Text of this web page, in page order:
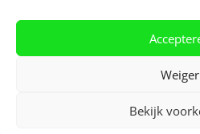
Weiger
Bekijk
WEBSITE DOOR | E-wolve